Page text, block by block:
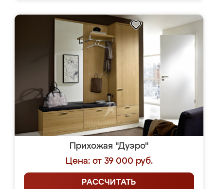
Прихожая "Дуэро"
Цена: от 39 000 руб.
РАССЧИТАТЬ